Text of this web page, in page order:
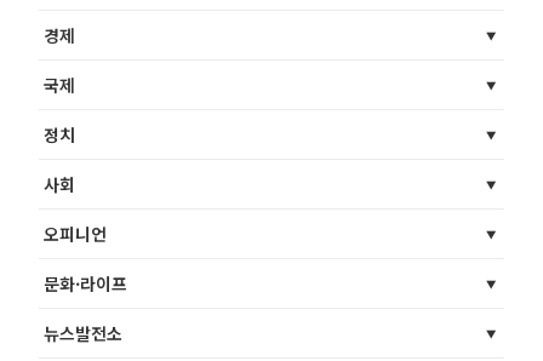
경제
국제
정치
사회
오피니언
문화·라이프
뉴스발전소